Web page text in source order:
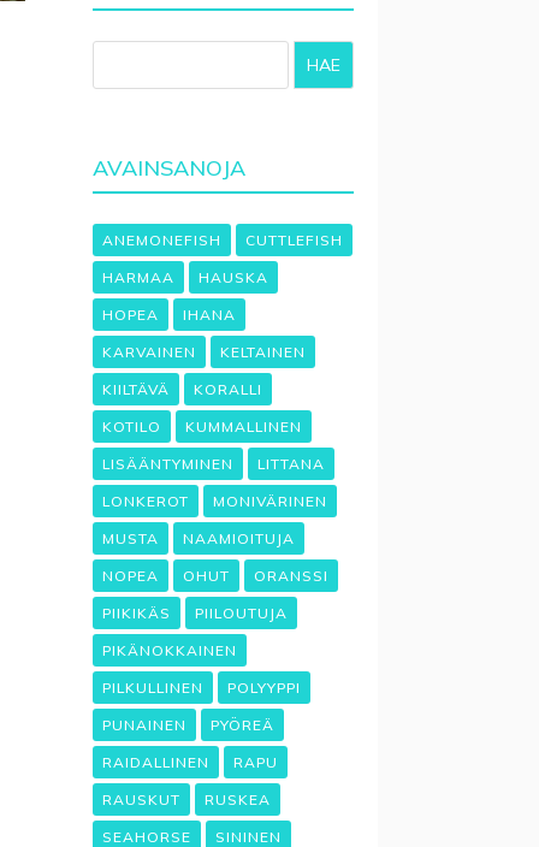
HAE
AVAINSANOJA
ANEMONEFISH CUTTLEFISH
HARMAA HAUSKA
HOPEA IHANA
KARVAINEN KELTAINEN
KIILTÄVÄ KORALLI
KOTILO KUMMALLINEN
LISÄÄNTYMINEN LITTANA
LONKEROT MONIVÄRINEN
MUSTA NAAMIOITUJA
NOPEA OHUT ORANSSI
PIIKIKÄS PIILOUTUJA
PIKÄNOKKAINEN
PILKULLINEN POLYYPPI
PUNAINEN PYÖREÄ
RAIDALLINEN RAPU
RAUSKUT RUSKEA
SEAHORSE SININEN